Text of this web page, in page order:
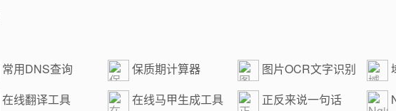
常用DNS查询 保质期计算器 图片OCR文字识别
在线翻译工具 在线马甲生成工具 正反来说一句话